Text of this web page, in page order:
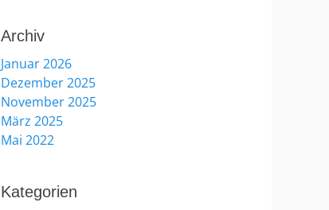
Archiv
Januar 2026
Dezember 2025
November 2025
März 2025
Mai 2022
Kategorien